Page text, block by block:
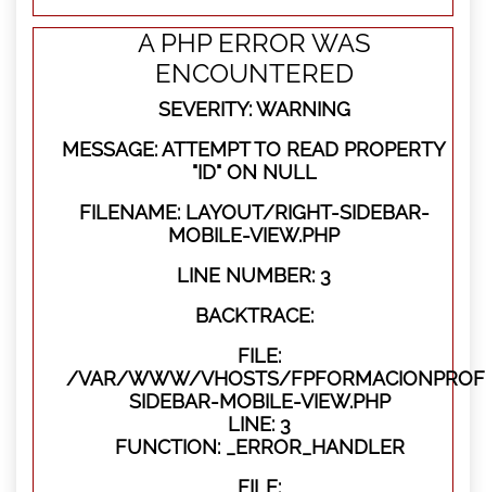
A PHP ERROR WAS
ENCOUNTERED
SEVERITY: WARNING
MESSAGE: ATTEMPT TO READ PROPERTY
"ID" ON NULL
FILENAME: LAYOUT/RIGHT-SIDEBAR-
MOBILE-VIEW.PHP
LINE NUMBER: 3
BACKTRACE:
FILE:
/VAR/WWW/VHOSTS/
SIDEBAR-MOBILE-VIEW.PHP
LINE: 3
FUNCTION: _ERROR_HANDLER